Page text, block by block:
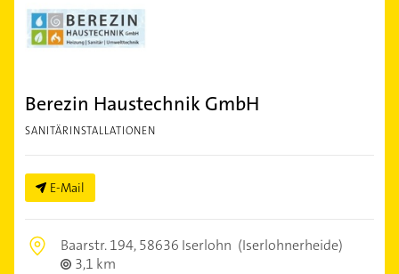
Berezin Haustechnik GmbH
SANITÄRINSTALLATIONEN
E-Mail
Baarstr. 194,58636 Iserlohn (Iserlohnerheide)
3,1 km